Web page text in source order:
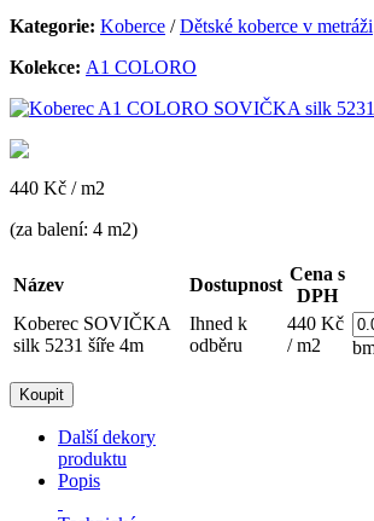
Kategorie: Koberce /Dětské koberce v metráži
Kolekce: A1 COLORO
440 Kč / m2
(za balení: 4 m2)
Název Dostupnost
Cena s
DPH
Koberec SOVIČKA
silk 5231 šíře 4m
Ihned k
odběru
440 Kč
/ m2
Další dekory
produktu
Popis